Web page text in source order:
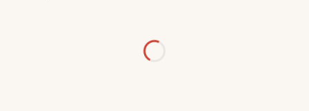
Poszczególne warianty mogą różnić się ceną